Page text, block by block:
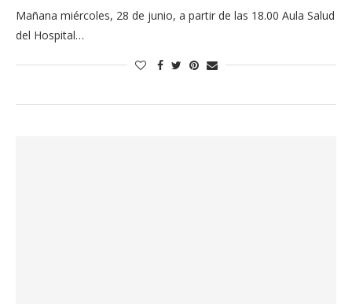
Mañana miércoles, 28 de junio, a partir de las 18.00 Aula Salud
del Hospital…